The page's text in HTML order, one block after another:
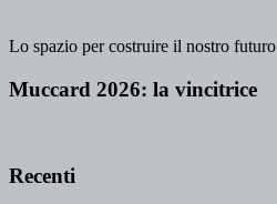
Lo spazio per costruire il nostro futuro
Muccard 2026: la vincitrice
Recenti